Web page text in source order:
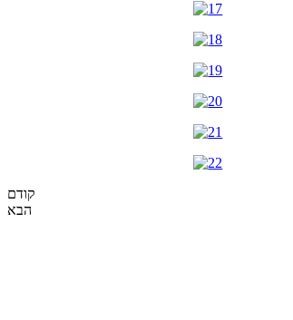
קודם
הבא